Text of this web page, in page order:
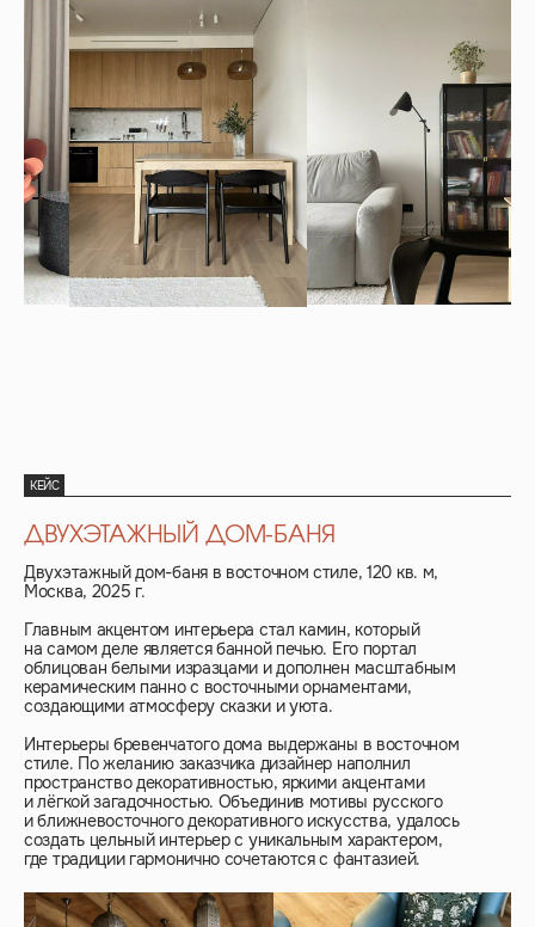
КЕЙС
ДВУХЭТАЖНЫЙ ДОМ-БАНЯ
Двухэтажный дом-баня в восточном стиле, 120 кв. м,
Москва, 2025 г.
Главным акцентом интерьера стал камин, который
на самом деле является банной печью. Его портал
облицован белыми изразцами и дополнен масштабным
керамическим панно с восточными орнаментами,
создающими атмосферу сказки и уюта.
Интерьеры бревенчатого дома выдержаны в восточном
стиле. По желанию заказчика дизайнер наполнил
пространство декоративностью, яркими акцентами
и лёгкой загадочностью. Объединив мотивы русского
и ближневосточного декоративного искусства, удалось
создать цельный интерьер с уникальным характером,
где традиции гармонично сочетаются с фантазией.